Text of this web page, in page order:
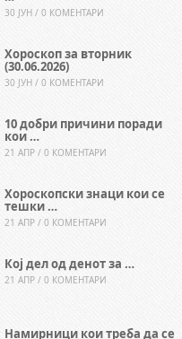
30 ЈУН / 0 КОМЕНТАРИ
Хороскоп за вторник
(30.06.2026)
30 ЈУН / 0 КОМЕНТАРИ
10 добри причини поради
кои …
21 АПР / 0 КОМЕНТАРИ
Хороскопски знаци кои се
тешки …
21 АПР / 0 КОМЕНТАРИ
Кој дел од денот за …
21 АПР / 0 КОМЕНТАРИ
Намирници кои треба да се